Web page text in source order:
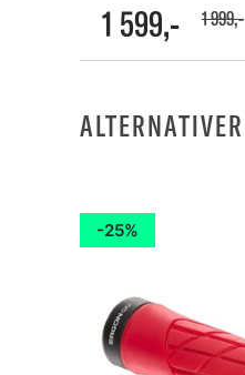
1 599,- 1 999,-
ALTERNATIVER
25%